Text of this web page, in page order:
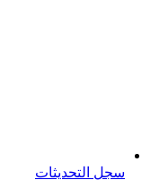
سجل التحديثات